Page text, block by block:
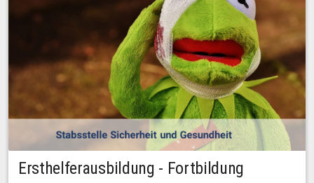
Ersthelferausbildung - Fortbildung